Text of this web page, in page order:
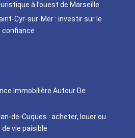
à l’ouest de Marseille
Cyr-sur-Mer : investir sur le
confiance
Immobilière Autour De
de-Cuques : acheter, louer ou
vie paisible